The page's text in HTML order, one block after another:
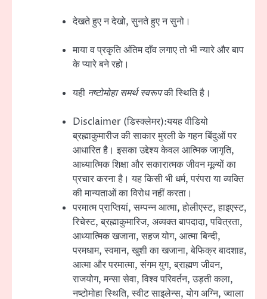
देखते हुए न देखो, सुनते हुए न सुनो।
माया व प्रकृति अंतिम दाँव लगाए तो भी न्यारे और बाप
के प्यारे बने रहो।
यही नष्टोमोहा समर्थ स्वरूपकी स्थिति है।
Disclaimer (डिस्क्लेमर):ययह वीडियो
ब्रह्माकुमारीज की साकार मुरली के गहन बिंदुओं पर
आधारित है। इसका उद्देश्य केवल आत्मिक जागृति,
आध्यात्मिक शिक्षा और सकारात्मक जीवन मूल्यों का
प्रचार करना है। यह किसी भी धर्म, परंपरा या व्यक्ति
की मान्यताओं का विरोध नहीं करता।
परमात्म प्राप्तियां, सम्पन्न आत्मा, होलीएस्ट, हाइएस्ट,
रिचेस्ट, ब्रह्माकुमारिज, अव्यक्त बापदादा, पवित्रता,
आध्यात्मिक खजाना, सहज योग, आत्मा बिन्दी,
परमधाम, स्वमान, खुशी का खजाना, बेफिक्र बादशाह,
आत्मा और परमात्मा, संगम युग, ब्राह्मण जीवन,
राजयोग, मन्सा सेवा, विश्व परिवर्तन, उड़ती कला,
नष्टोमोहा स्थिति, स्वीट साइलेन्स, योग अग्नि, ज्वाला